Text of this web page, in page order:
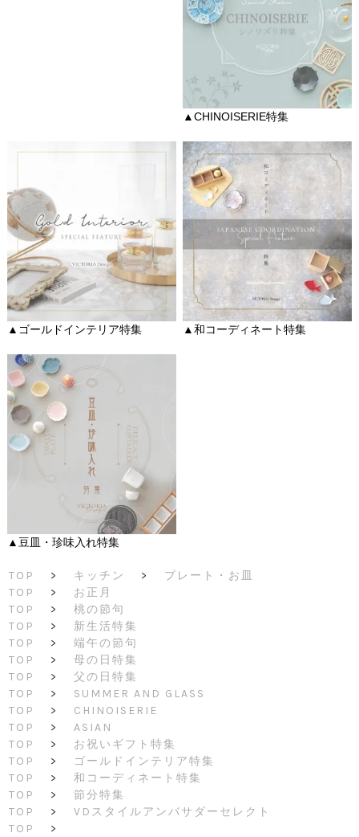
▲CHINOISERIE特集
▲ゴールドインテリア特集 ▲和コーディネート特集
▲豆皿・珍味入れ特集
TOP > キッチン >
プレート・お皿
TOP
>
お正月
TOP
>
桃の節句
TOP
>
新生活特集
TOP
>
端午の節句
TOP
>
母の日特集
TOP
>
父の日特集
TOP
>
SUMMER AND GLASS
TOP
>
CHINOISERIE
TOP
>
ASIAN
TOP
>
お祝いギフト特集
TOP
>
ゴールドインテリア特集
TOP
>
和コーディネート特集
TOP
>
節分特集
TOP
>
VDスタイルアンバサダーセレクト
TOP
>